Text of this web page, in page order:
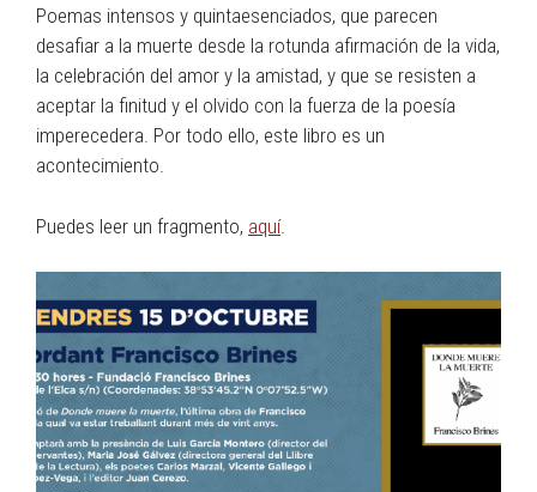
Poemas intensos y quintaesenciados, que parecen
desafiar a la muerte desde la rotunda afirmación de la vida,
la celebración del amor y la amistad, y que se resisten a
aceptar la finitud y el olvido con la fuerza de la poesía
imperecedera. Por todo ello, este libro es un
acontecimiento.
Puedes leer un fragmento, aquí.